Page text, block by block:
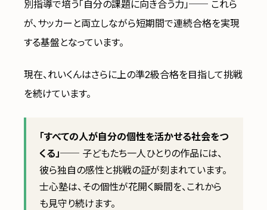
別指導で培う「自分の課題に向き合う力」── これら
が、サッカーと両立しながら短期間で連続合格を実現
する基盤となっています。
現在、れいくんはさらに上の準2級合格を目指して挑戦
を続けています。
「すべての人が自分の個性を活かせる社会をつ
くる」── 子どもたち一人ひとりの作品には、
彼ら独自の感性と挑戦の証が刻まれています。
士心塾は、その個性が花開く瞬間を、これから
も見守り続けます。